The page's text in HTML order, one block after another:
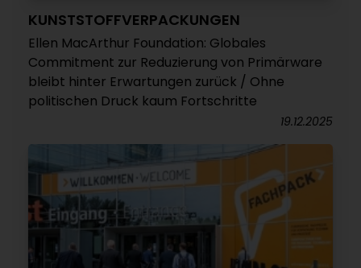
KUNSTSTOFFVERPACKUNGEN
Ellen MacArthur Foundation: Globales
Commitment zur Reduzierung von Primärware
bleibt hinter Erwartungen zurück / Ohne
politischen Druck kaum Fortschritte
19.12.2025